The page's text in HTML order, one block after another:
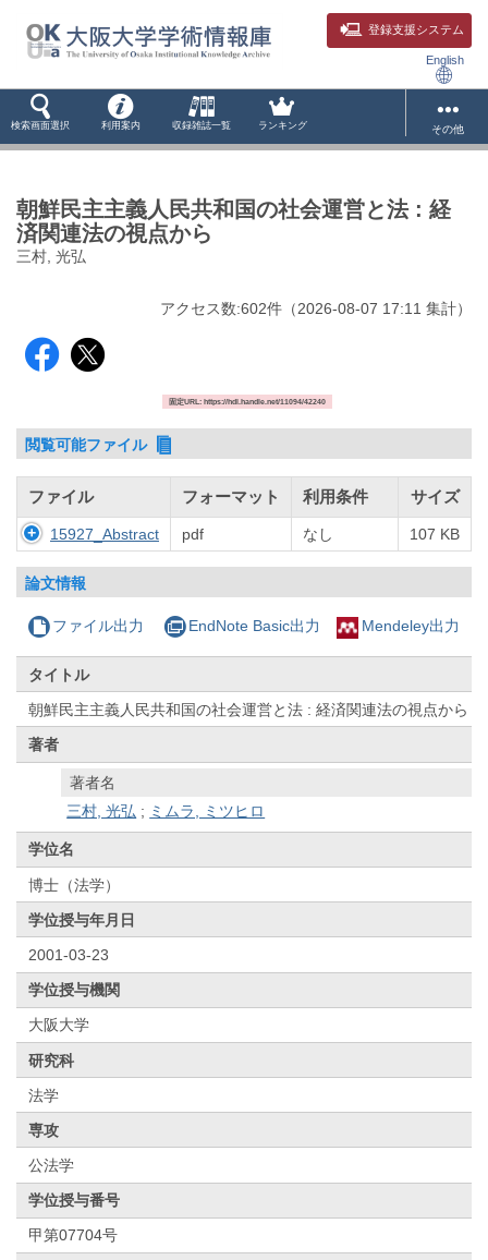
登録支援システム
English
検索画面選択 利用案内 収録雑誌一覧 ランキング その他
朝鮮民主主義人民共和国の社会運営と法 : 経
済関連法の視点から
三村, 光弘
アクセス数:602件 （2026-08-07 17:11 集計）
固定URL: https://hdl.handle.net/11094/42240
閲覧可能ファイル
ファイル フォーマット 利用条件 サイズ
15927_Abstract pdf なし 107 KB
論文情報
ファイル出力 EndNote Basic出力 Mendeley出力
タイトル
朝鮮民主主義人民共和国の社会運営と法 : 経済関連法の視点から
著者
著者名
三村, 光弘 ; ミムラ, ミツヒロ
学位名
博士（法学）
学位授与年月日
2001-03-23
学位授与機関
大阪大学
研究科
法学
専攻
公法学
学位授与番号
甲第07704号